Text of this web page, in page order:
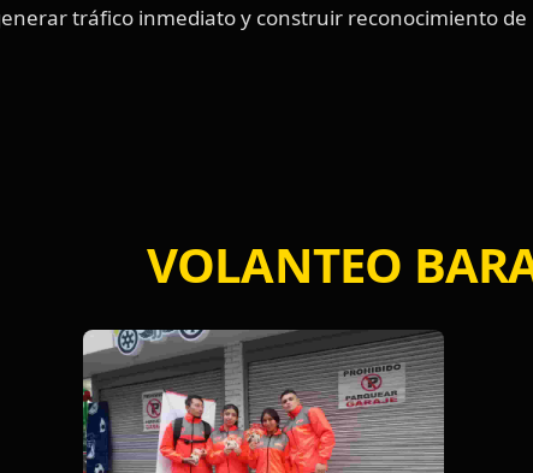
tráfico inmediato y construir reconocimiento de